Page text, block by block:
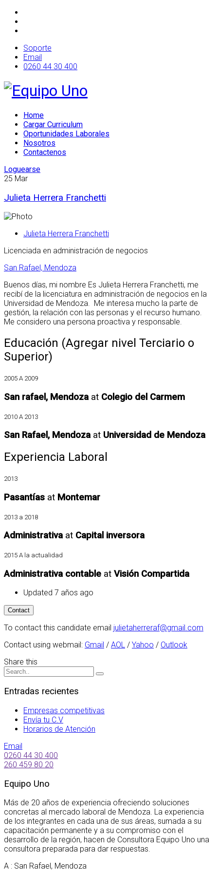
Soporte
Email
0260 44 30 400
Home
Cargar Curriculum
Oportunidades Laborales
Nosotros
Contactenos
Loguearse
25 Mar
Julieta Herrera Franchetti
Julieta Herrera Franchetti
Licenciada en administración de negocios
San Rafael, Mendoza
Buenos días, mi nombre Es Julieta Herrera Franchetti, me
recibí de la licenciatura en administración de negocios en la
Universidad de Mendoza. Me interesa mucho la parte de
gestión, la relación con las personas y el recurso humano.
Me considero una persona proactiva y responsable.
Educación (Agregar nivel Terciario o
Superior)
2005 A 2009
San rafael, Mendozaat Colegio del Carmem
2010 A 2013
San Rafael, Mendozaat Universidad de Mendoza
Experiencia Laboral
2013
Pasantías at Montemar
2013 a 2018
Administrativaat Capital inversora
2015 A la actualidad
Administrativa contable at Visión Compartida
Updated 7 años ago
To contact this candidate email julietaherreraf@gmail.com
Contact using webmail: Gmail / AOL / Yahoo / Outlook
Share this
Entradas recientes
Empresas competitivas
Envía tu C.V
Horarios de Atención
Email
0260 44 30 400
260 459 80 20
Equipo Uno
Más de 20 años de experiencia ofreciendo soluciones
concretas al mercado laboral de Mendoza. La experiencia
de los integrantes en cada una de sus áreas, sumada a su
capacitación permanente y a su compromiso con el
desarrollo de la región, hacen de Consultora Equipo Uno una
consultora preparada para dar respuestas.
A : San Rafael, Mendoza